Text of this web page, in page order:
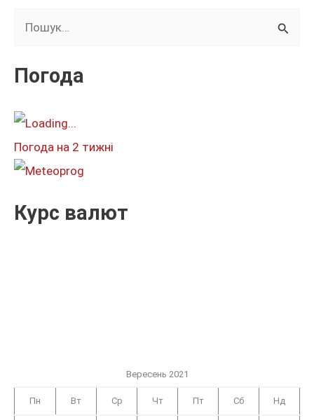
к
т
:
Погода
Погода на 2 тижні
Курс валют
Вересень 2021
Пн Вт Ср Чт Пт Сб Нд